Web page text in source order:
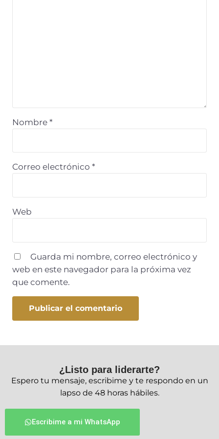
Nombre *
Correo electrónico *
Web
Guarda mi nombre, correo electrónico y
web en este navegador para la próxima vez
que comente.
¿Listo para liderarte?
Espero tu mensaje, escribime y te respondo en un
lapso de 48 horas hábiles.
Escribime a mi WhatsApp